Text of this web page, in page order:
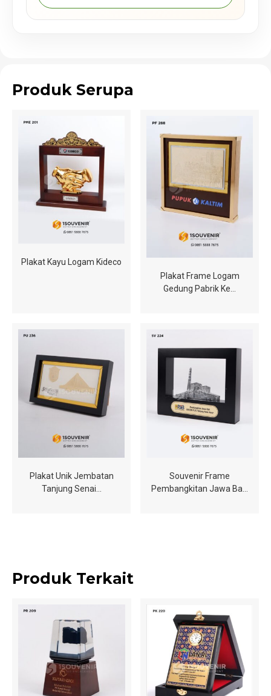
Produk Serupa
Plakat Kayu Logam Kideco
Plakat Frame Logam
Gedung Pabrik Ke…
Plakat Unik Jembatan
Tanjung Senai…
Souvenir Frame
Pembangkitan Jawa Ba…
Produk Terkait